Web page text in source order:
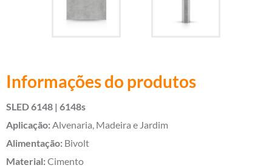
Informações do produtos
SLED 6148 | 6148s
Aplicação:Alvenaria, Madeira e Jardim
Alimentação: Bivolt
Material:Cimento